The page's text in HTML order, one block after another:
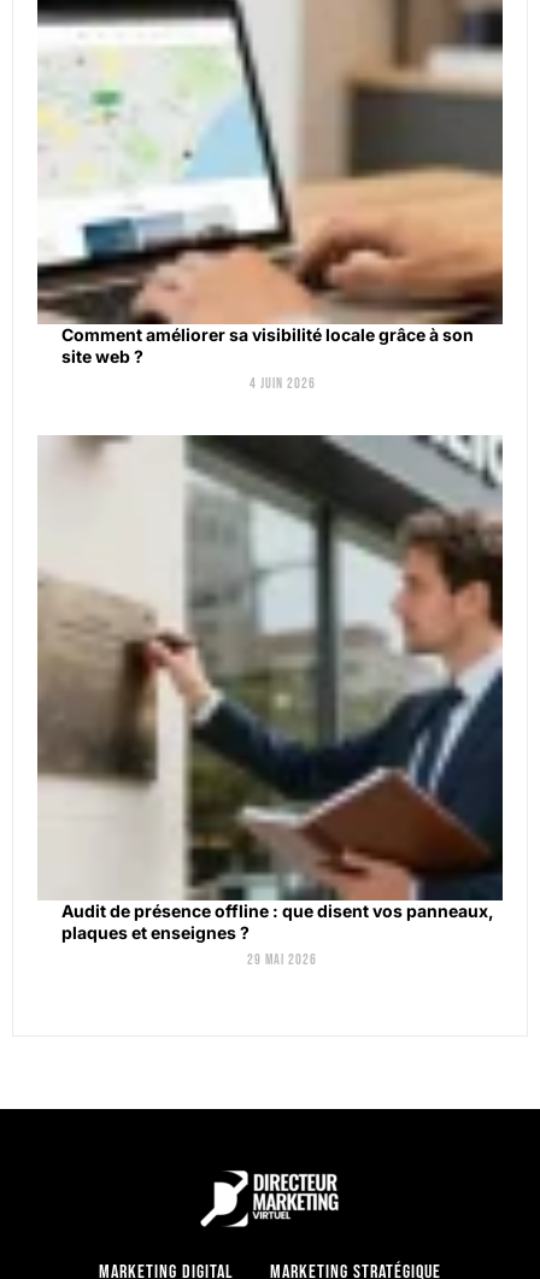
Comment améliorer sa visibilité locale grâce à son
site web ?
4 juin 2026
Audit de présence offline : que disent vos panneaux,
plaques et enseignes ?
29 mai 2026
Marketing digital Marketing stratégique